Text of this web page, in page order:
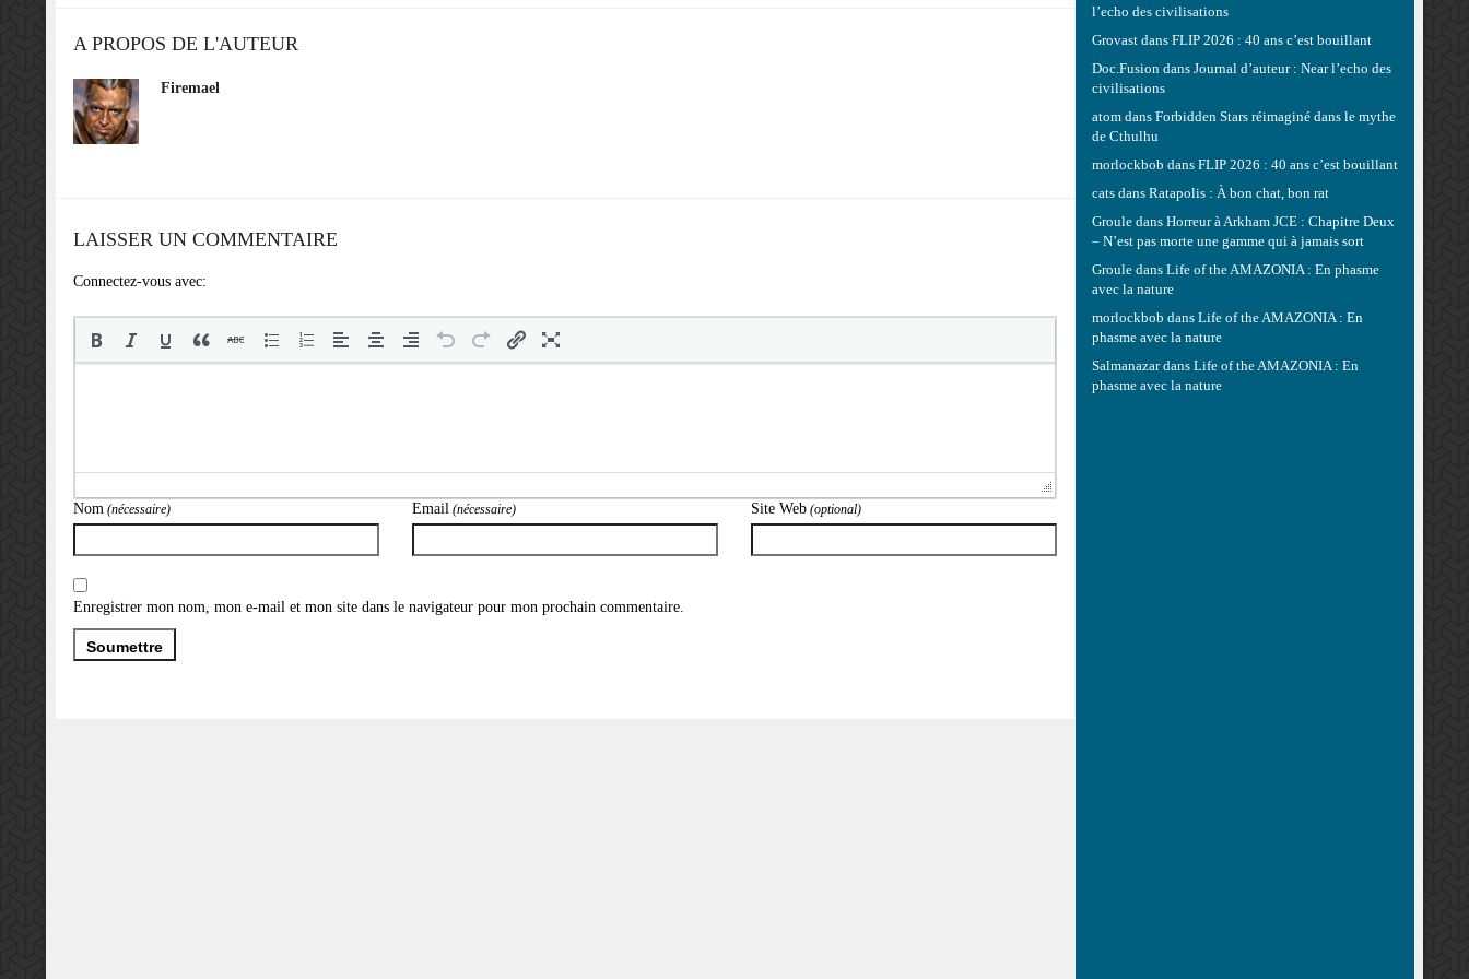
A PROPOS DE L'AUTEUR
Firemael
LAISSER UN COMMENTAIRE
Connectez-vous avec:
Nom(nécessaire) Email(nécessaire) Site Web(optional)
Enregistrer mon nom, mon e-mail et mon site dans le navigateur pour mon prochain commentaire.
l’echo des civilisations
Grovastdans FLIP 2026 : 40 ans c’est bouillant
Doc.Fusiondans Journal d’auteur : Near l’echo des
civilisations
atomdans Forbidden Stars réimaginé dans le mythe
de Cthulhu
morlockbob dans FLIP 2026 : 40 ans c’est bouillant
catsdans Ratapolis : À bon chat, bon rat
Grouledans Horreur à Arkham JCE : Chapitre Deux
– N’est pas morte une gamme qui à jamais sort
Grouledans Life of the AMAZONIA : En phasme
avec la nature
morlockbob dans Life of the AMAZONIA : En
phasme avec la nature
Salmanazardans Life of the AMAZONIA : En
phasme avec la nature